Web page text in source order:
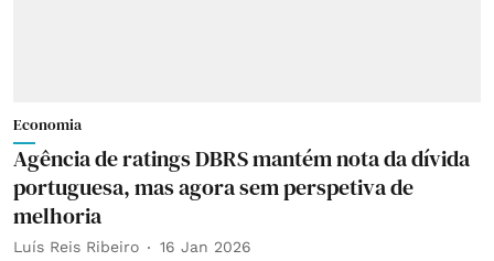
Economia
Agência de ratings DBRS mantém nota da dívida
portuguesa, mas agora sem perspetiva de
melhoria
Luís Reis Ribeiro 16 Jan 2026